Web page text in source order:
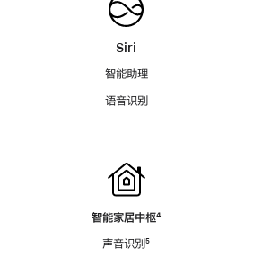
Siri
智能助理
语音识别
智能家居中枢脚
⁴
声音识别脚
⁵